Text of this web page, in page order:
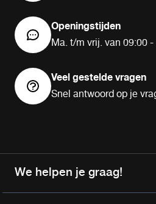
Openingstijden
Ma. t/m vrij. van 09:00
Veel gestelde vragen
Snel antwoord op je
We helpen je graag!